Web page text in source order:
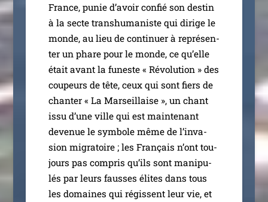
France, punie d’a­voir confié son des­tin
à la secte trans­hu­ma­niste qui dirige le
monde, au lieu de conti­nuer à repré­sen­
ter un phare pour le monde, ce qu’elle
était avant la funeste « Révolution » des
cou­peurs de tête, ceux qui sont fiers de
chan­ter « La Marseillaise », un chant
issu d’une ville qui est main­te­nant
deve­nue le sym­bole même de l’in­va­
sion migra­toire ; les Français n’ont tou­
jours pas com­pris qu’ils sont mani­pu­
lés par leurs fausses élites dans tous
les domaines qui régissent leur vie, et